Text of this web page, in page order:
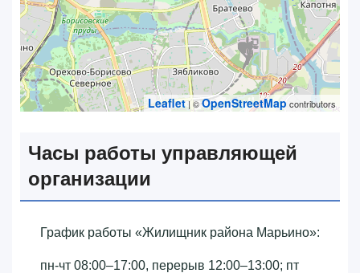
Leaflet| ©OpenStreetMapcontributors
Часы работы управляющей
организации
График работы «‎Жилищник района Марьино»‎:
пн-чт 08:00–17:00, перерыв 12:00–13:00; пт